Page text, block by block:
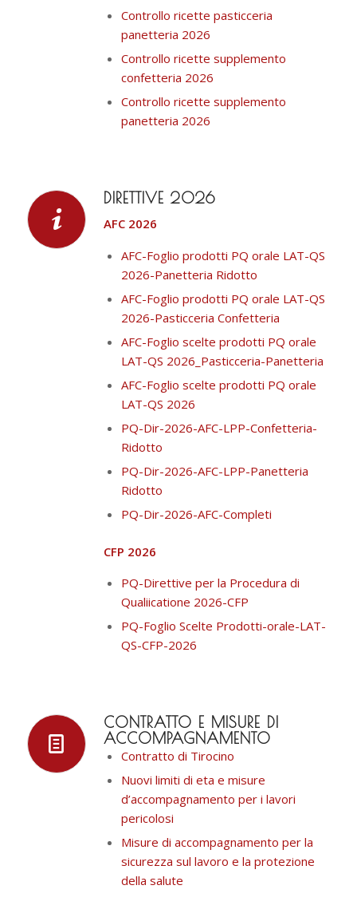
Controllo ricette pasticceria
panetteria 2026
Controllo ricette supplemento
confetteria 2026
Controllo ricette supplemento
panetteria 2026
DIRETTIVE 2026
AFC 2026
AFC-Foglio prodotti PQ orale LAT-QS
2026-Panetteria Ridotto
AFC-Foglio prodotti PQ orale LAT-QS
2026-Pasticceria Confetteria
AFC-Foglio scelte prodotti PQ orale
LAT-QS 2026_Pasticceria-Panetteria
AFC-Foglio scelte prodotti PQ orale
LAT-QS 2026
PQ-Dir-2026-AFC-LPP-Confetteria-
Ridotto
PQ-Dir-2026-AFC-LPP-Panetteria
Ridotto
PQ-Dir-2026-AFC-Completi
CFP 2026
PQ-Direttive per la Procedura di
Qualiicatione 2026-CFP
PQ-Foglio Scelte Prodotti-orale-LAT-
QS-CFP-2026
CONTRATTO E MISURE DI
ACCOMPAGNAMENTO
Contratto di Tirocino
Nuovi limiti di eta e misure
d’accompagnamento per i lavori
pericolosi
Misure di accompagnamento per la
sicurezza sul lavoro e la protezione
della salute